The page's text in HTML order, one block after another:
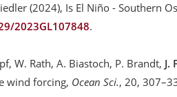
(2024), Is El Niño - Southern
2023GL107848.
W. Rath, A. Biastoch, P. Brandt, J.
wind forcing, Ocean Sci., 20,